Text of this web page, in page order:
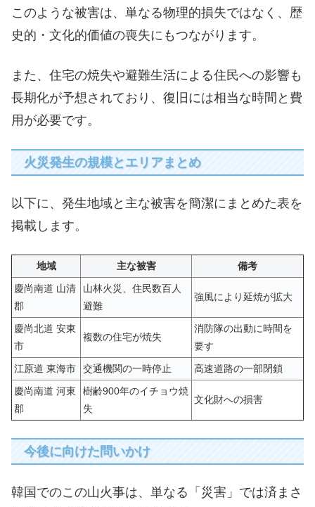
このような被害は、単なる物理的損失ではなく、歴
史的・文化的価値の喪失にもつながります。
また、住宅の焼失や避難生活による住民への影響も
長期化が予想されており、復旧には相当な時間と費
用が必要です。
火災発生の規模とエリアまとめ
以下に、発生地域と主な被害を簡潔にまとめた表を
掲載します。
地域 主な被害
備考
慶尚南道 山清
郡
山林火災、住民数百人
避難
強風により延焼が拡大
慶尚北道 安東
市
複数の住宅が焼失
消防隊の出動に時間を
要す
江原道 東海市
交通機関の一時停止
高速道路の一部閉鎖
慶尚南道 河東
郡
樹齢900年のイチョウ焼
失
文化財への損害
今後に向けた問いかけ
韓国でのこの山火事は、単なる「災害」では済まさ